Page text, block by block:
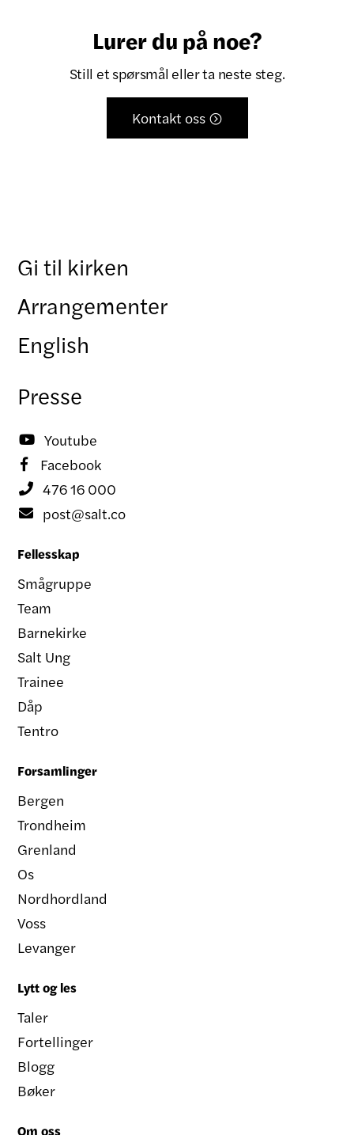
Lurer du på noe?
Still et spørsmål eller ta neste steg.
Kontakt oss 
Gi til kirken
Arrangementer
English
Presse
 Youtube
 Facebook
 476 16 000
 post@salt.co
Fellesskap
Smågruppe
Team
Barnekirke
Salt Ung
Trainee
Dåp
Tentro
Forsamlinger
Bergen
Trondheim
Grenland
Os
Nordhordland
Voss
Levanger
Lytt og les
Taler
Fortellinger
Blogg
Bøker
Om oss